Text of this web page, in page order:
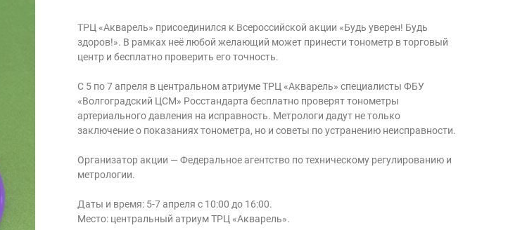
ТРЦ «Акварель» присоединился к Всероссийской акции «Будь уверен! Будь
здоров!». В рамках неё любой желающий может принести тонометр в торговый
центр и бесплатно проверить его точность.
С 5 по 7 апреля в центральном атриуме ТРЦ «Акварель» специалисты ФБУ
«Волгоградский ЦСМ» Росстандарта бесплатно проверят тонометры
артериального давления на исправность. Метрологи дадут не только
заключение о показаниях тонометра, но и советы по устранению неисправности.
Организатор акции — Федеральное агентство по техническому регулированию и
метрологии.
Даты и время: 5-7 апреля с 10:00 до 16:00.
Место: центральный атриум ТРЦ «Акварель».